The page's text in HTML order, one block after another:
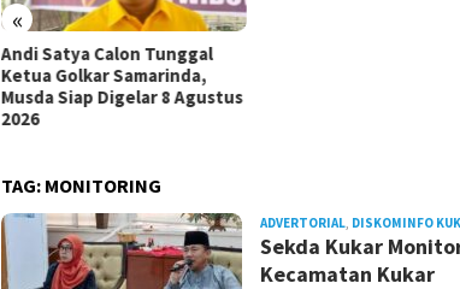
«
Andi Satya Calon Tunggal
Ketua Golkar Samarinda,
Musda Siap Digelar 8 Agustus
2026
TAG: MONITORING
ADVERTORIAL, DISKOMINFO
Sekda Kukar
Kecamatan Kukar